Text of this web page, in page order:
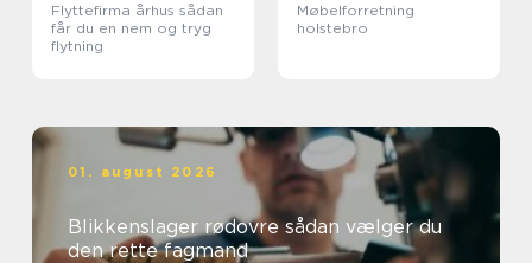
Flyttefirma århus sådan
får du en nem og tryg
flytning
Møbelforretning
holstebro
01. august 2026
Blikkenslager rødovre sådan vælger du
den rette fagmand